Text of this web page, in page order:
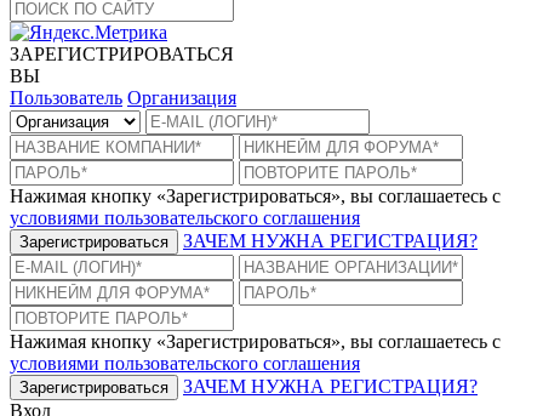
ЗАРЕГИСТРИРОВАТЬСЯ
ВЫ
Пользователь Организация
Нажимая кнопку «Зарегистрироваться», вы соглашаетесь с
условиями пользовательского соглашения
Зарегистрироваться ЗАЧЕМ НУЖНА РЕГИСТРАЦИЯ?
Нажимая кнопку «Зарегистрироваться», вы соглашаетесь с
условиями пользовательского соглашения
Зарегистрироваться
ЗАЧЕМ НУЖНА РЕГИСТРАЦИЯ?
Вход